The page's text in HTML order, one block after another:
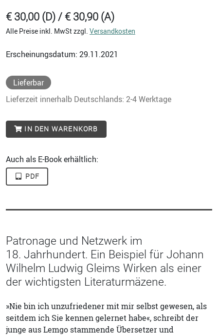
€ 30,00 (D) / € 30,90 (A)
Alle Preise inkl. MwSt zzgl. Versandkosten
Erscheinungsdatum: 29.11.2021
Lieferbar
Lieferzeit innerhalb Deutschlands: 2-4 Werktage
IN DEN WARENKORB
Auch als E-Book erhältlich:
PDF
Patronage und Netzwerk im
18. Jahrhundert. Ein Beispiel für Johann
Wilhelm Ludwig Gleims Wirken als einer
der wichtigsten Literaturmäzene.
»Nie bin ich unzufriedener mit mir selbst gewesen, als
seitdem ich Sie kennen gelernet habe«, schreibt der
junge aus Lemgo stammende Übersetzer und